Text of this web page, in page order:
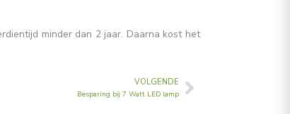
minder dan 2 jaar. Daarna kost het
VOLGENDE
Besparing bij 7 Watt LED lampVolgende